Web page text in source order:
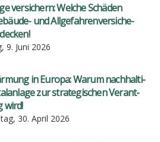
ver­si­chern: Wel­che Schä­den
und All­ge­fah­ren­ver­si­che­
9. Juni 2026
in Euro­pa: War­um nach­hal­ti­
zur stra­te­gi­schen Ver­ant­
wird!
30. April 2026